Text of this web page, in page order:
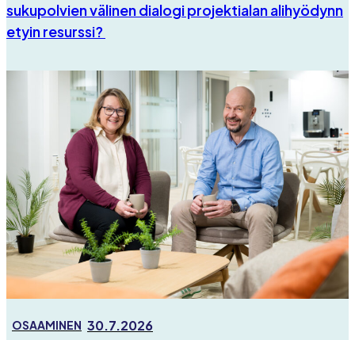
sukupolvien välinen dialogi projektialan alihyödynn
etyin resurssi?
OSAAMINEN 30.7.2026